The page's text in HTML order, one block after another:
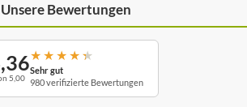
Unsere Bewertungen
5,00
★ ★ ★ ★ ★
Sehr gut
980 verifizierte Bewertungen